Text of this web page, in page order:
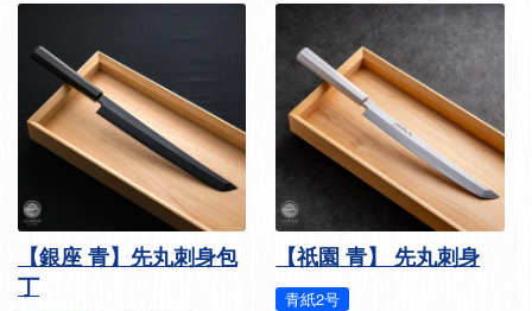
【銀座 青】先丸刺身包
丁
【祇園 青】 先丸刺身
青紙2号